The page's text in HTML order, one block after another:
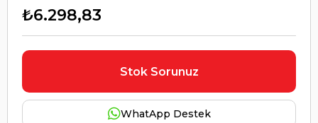
₺6.298,83
Stok Sorunuz
WhatApp Destek